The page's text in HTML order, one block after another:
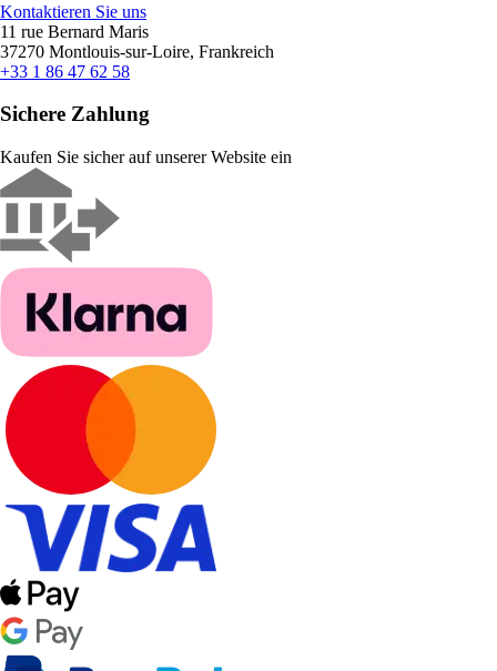
Kontaktieren Sie uns
11 rue Bernard Maris
37270 Montlouis-sur-Loire, Frankreich
+33 1 86 47 62 58
Sichere Zahlung
Kaufen Sie sicher auf unserer Website ein